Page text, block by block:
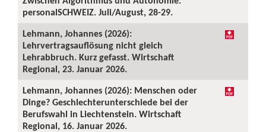
personalSCHWEIZ. Juli/August, 28-29.
Lehmann, Johannes (2026):
Lehrvertragsauflösung nicht gleich
Lehrabbruch. Kurz gefasst. Wirtschaft
Regional, 23. Januar 2026.
Lehmann, Johannes (2026): Menschen oder
Dinge? Geschlechterunterschiede bei der
Berufswahl in Liechtenstein. Wirtschaft
Regional, 16. Januar 2026.